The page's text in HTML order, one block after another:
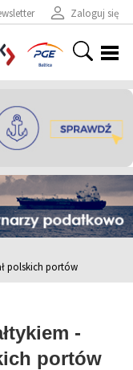
Zaloguj się
polskich portów
-
portów